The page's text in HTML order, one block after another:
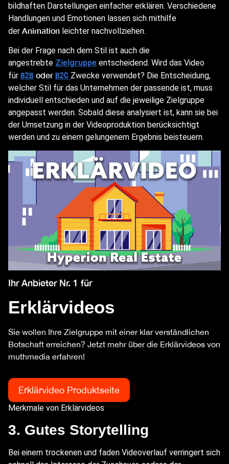
bildhaften Darstellungen einfacher erklären. Verschiedene
Handlungen und Emotionen lassen sich mithilfe
der Animation leichter nachvollziehen.
Bei der Frage nach dem Stil ist auch die
angestrebte Zielgruppe entscheidend. Wird das Video
für B2B oder B2C Zwecke verwendet? Die Entscheidung,
welcher Stil für das Unternehmen der passende ist, muss
individuell entschieden und auf die jeweilige Zielgruppe
angepasst werden. Sobald diese analysiert ist, kann sie bei
der Umsetzung in der Videoproduktion berücksichtigt
werden und zu einem gelungenem Ergebnis beisteuern.
Ihr Anbieter Nr. 1 für
Erklärvideos
Sie wollen Ihre Zielgruppe mit einer klar verständlichen
Botschaft erreichen? Jetzt mehr über die Erklärvideos von
muthmedia erfahren!
Erklärvideo Produktseite
Merkmale von Erklärvideos
3. Gutes Storytelling
Bei einem trockenen und faden Videoverlauf verringert sich